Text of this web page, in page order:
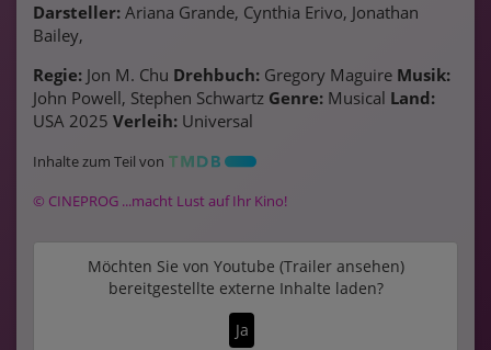
Darsteller: Ariana Grande, Cynthia Erivo, Jonathan
Bailey,
Regie: Jon M. Chu Drehbuch: Gregory Maguire Musik:
John Powell, Stephen Schwartz Genre: Musical Land:
USA 2025 Verleih: Universal
Inhalte zum Teil von
© CINEPROG ...macht Lust auf Ihr Kino!
Möchten Sie von Youtube (Trailer ansehen)
bereitgestellte externe Inhalte laden?
Ja